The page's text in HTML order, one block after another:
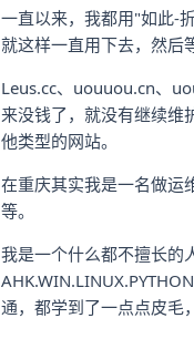
一直以来，我都用"如此-
就这样一直用下去，然后
Leus.cc、uouuou.cn、
来没钱了，就没有继续维
他类型的网站。
在重庆其实我是一名做运
等。
我是一个什么都不擅长的
通，都学到了一点点皮毛